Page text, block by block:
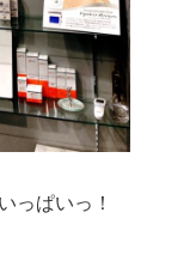
っぱいっ！